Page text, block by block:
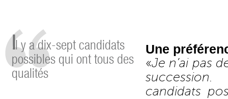
Il y a dix-sept candidats
possibles qui ont tous des
qualités
Une
«Je n’ai pas
candidats